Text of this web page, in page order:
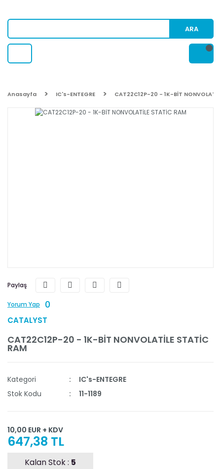
ARA
Anasayfa IC's-ENTEGRE CAT22C12P-20 - 1K-BİT
Paylaş
Yorum Yap 0
CATALYST
CAT22C12P-20 - 1K-BİT NONVOLATİLE STATİC
RAM
Kategori
IC's-ENTEGRE
Stok Kodu
11-1189
10,00 EUR + KDV
647,38 TL
Kalan Stok : 5